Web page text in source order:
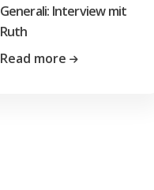
Generali: Interview mit
Ruth
Read more